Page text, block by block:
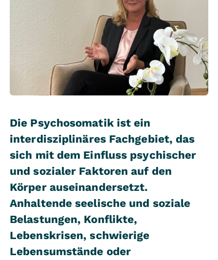
Die Psychosomatik ist ein
interdisziplinäres Fachgebiet, das
sich mit dem Einfluss psychischer
und sozialer Faktoren auf den
Körper auseinandersetzt.
Anhaltende seelische und soziale
Belastungen, Konflikte,
Lebenskrisen, schwierige
Lebensumstände oder